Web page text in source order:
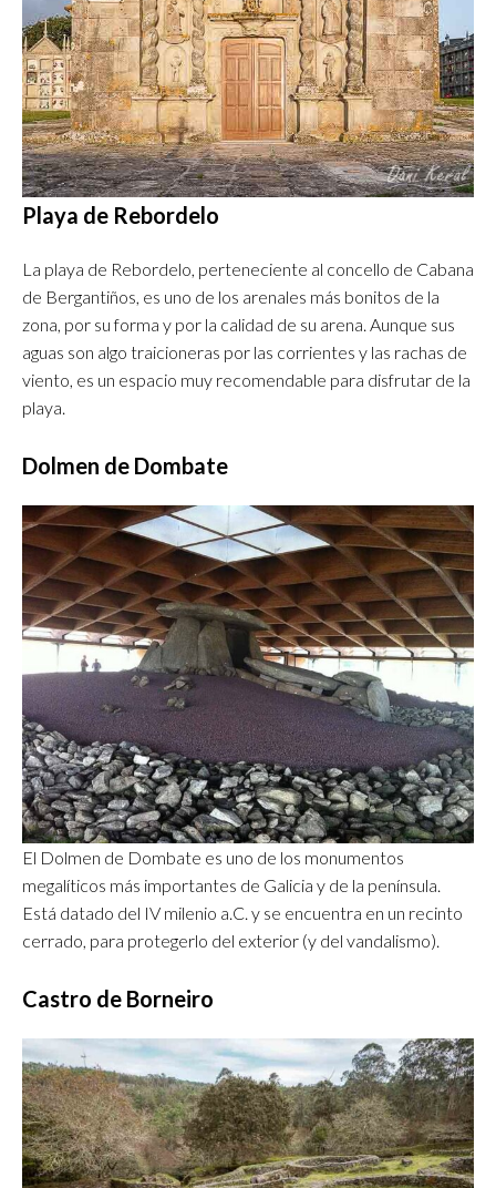
Playa de Rebordelo
La playa de Rebordelo, perteneciente al concello de Cabana
de Bergantiños, es uno de los arenales más bonitos de la
zona, por su forma y por la calidad de su arena. Aunque sus
aguas son algo traicioneras por las corrientes y las rachas de
viento, es un espacio muy recomendable para disfrutar de la
playa.
Dolmen de Dombate
El Dolmen de Dombate es uno de los monumentos
megalíticos más importantes de Galicia y de la península.
Está datado del IV milenio a.C. y se encuentra en un recinto
cerrado, para protegerlo del exterior (y del vandalismo).
Castro de Borneiro